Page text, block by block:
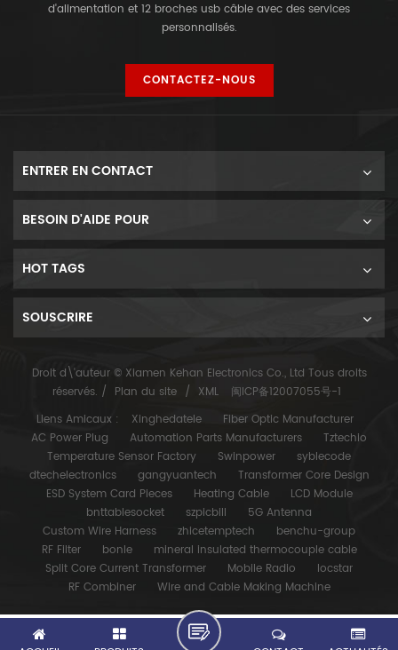
d'alimentation et 12 broches usb câble avec des services
personnalisés.
CONTACTEZ-NOUS
ENTRER EN CONTACT
BESOIN D'AIDE POUR
HOT TAGS
SOUSCRIRE
Droit d\'auteur © Xiamen Kehan Electronics Co., Ltd Tous droits
réservés. / Plan du site / XML
闽ICP备12007055号-1
Liens Amicaux :
Xinghedatele
Fiber Optic Manufacturer
AC Power Plug
Automation Parts Manufacturers
Tztechio
Temperature Sensor Factory
Swinpower
syblecode
dtechelectronics
gangyuantech
Transformer Core Design
ESD System Card Pieces
Heating Cable
LCD Module
bnttablesocket
szpicbill
5G Antenna
Custom Wire Harness
zhicetemptech
benchu-group
RF Filter
bonle
mineral insulated thermocouple cable
Split Core Current Transformer
Mobile Radio
locstar
RF Combiner
Wire and Cable Making Machine